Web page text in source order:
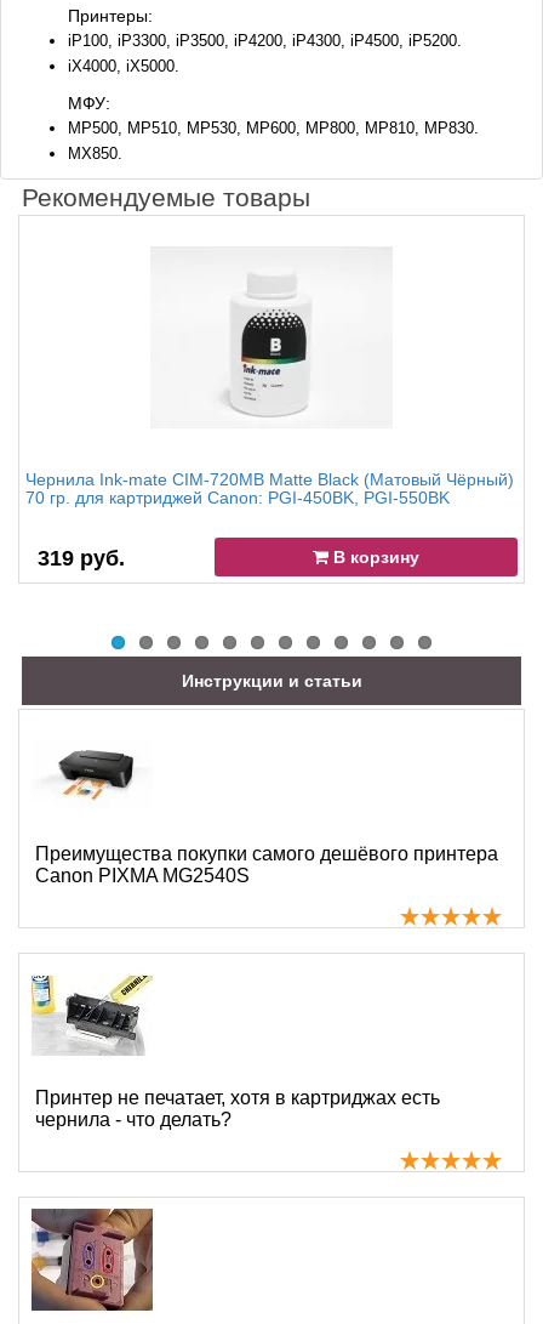
Принтеры:
iP100, iP3300, iP3500, iP4200, iP4300, iP4500, iP5200.
iX4000, iX5000.
МФУ:
MP500, MP510, MP530, MP600, MP800, MP810, MP830.
MX850.
Рекомендуемые товары
Чернила Ink-mate CIM-720MB Matte Black (Матовый Чёрный)
70 гр. для картриджей Canon: PGI-450BK, PGI-550BK
319 руб. В корзину
Инструкции и статьи
Преимущества покупки самого дешёвого принтера
Canon PIXMA MG2540S
Принтер не печатает, хотя в картриджах есть
чернила - что делать?